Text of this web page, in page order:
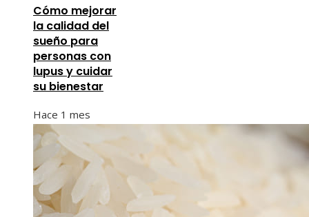
Cómo mejorar
la calidad del
sueño para
personas con
lupus y cuidar
su bienestar
Hace 1 mes